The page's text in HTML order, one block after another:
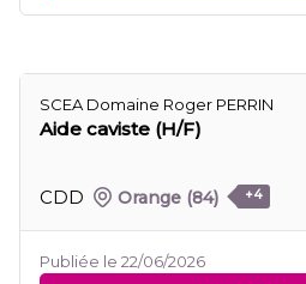
SCEA Domaine Roger PERRIN
Aide caviste (H/F)
CDD Orange (84) +4
Publiée le 22/06/2026